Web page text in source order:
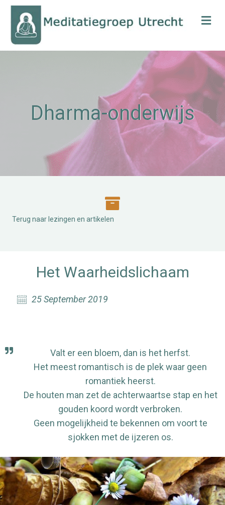
Dharma-onderwijs
Terug naar lezingen en artikelen
Terug naar lezingen en artikelen
Het Waarheidslichaam
25 September 2019
Valt er een bloem, dan is het herfst.
Het meest romantisch is de plek waar geen
romantiek heerst.
De houten man zet de achterwaartse stap en het
gouden koord wordt verbroken.
Geen mogelijkheid te bekennen om voort te
sjokken met de ijzeren os.